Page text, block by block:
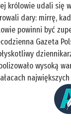
królowie udali się
dary: mirrę,
powinni być
Gazeta
wysoką